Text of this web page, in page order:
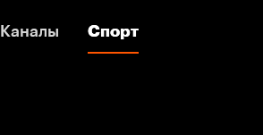
Каналы Спорт
Каналы Спорт